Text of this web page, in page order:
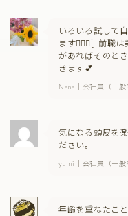
いろいろ試して
ます🙋🏻‍♀️ ̖́- 前職
があればそのと
きます💕
Nana｜会社員（一般
気になる頭皮を
ださい。
yumi｜会社員（一般
年齢を重ねたこ